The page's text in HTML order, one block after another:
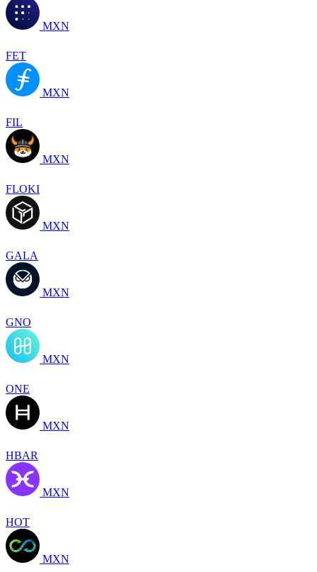
MXN
FET
MXN
FIL
MXN
FLOKI
MXN
GALA
MXN
GNO
MXN
ONE
MXN
HBAR
MXN
HOT
MXN